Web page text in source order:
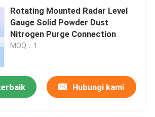
Rotating Mounted Radar Level
Gauge Solid Powder Dust
Nitrogen Purge Connection
MOQ：1
Hubungi kami